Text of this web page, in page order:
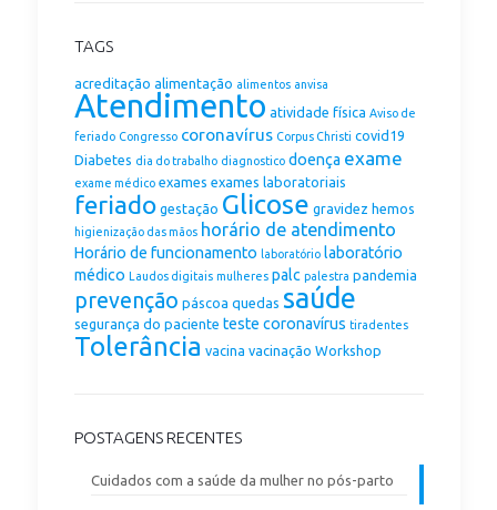
TAGS
acreditação alimentação alimentos anvisa
Atendimento atividade física Aviso de
feriado Congresso coronavírus Corpus Christi covid19
Diabetes dia do trabalho diagnostico doença exame
exame médico exames exames laboratoriais
feriado gestação Glicose gravidez hemos
higienização das mãos horário de atendimento
Horário de funcionamento laboratório laboratório
médico
Laudos digitais mulheres palc palestra pandemia
prevenção páscoa quedas saúde
segurança do paciente teste coronavírus tiradentes
Tolerância vacina vacinação Workshop
POSTAGENS RECENTES
Cuidados com a saúde da mulher no pós-parto